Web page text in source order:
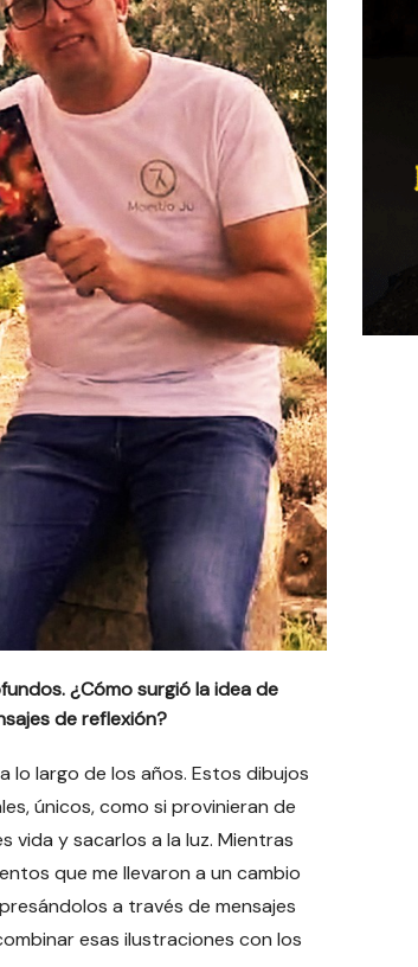
¿Cómo surgió la idea de
de reflexión?
lo largo de los años. Estos dibujos
únicos, como si provinieran de
vida y sacarlos a la luz. Mientras
que me llevaron a un cambio
a través de mensajes
esas ilustraciones con los